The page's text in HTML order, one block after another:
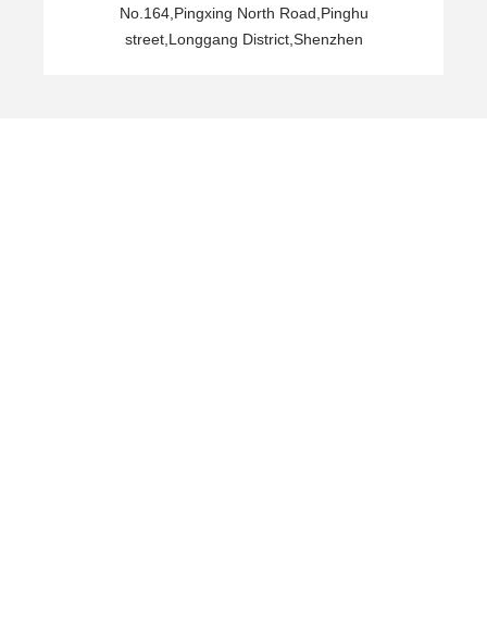
No.164,Pingxing North Road,Pinghu
street,Longgang District,Shenzhen